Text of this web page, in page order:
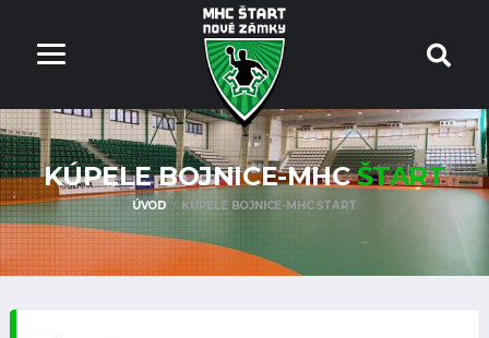
KÚPELE BOJNICE-MHCŠTART
ÚVOD KÚPELE BOJNICE-MHC ŠTART